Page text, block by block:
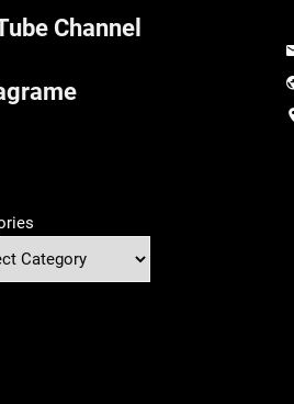
Channel